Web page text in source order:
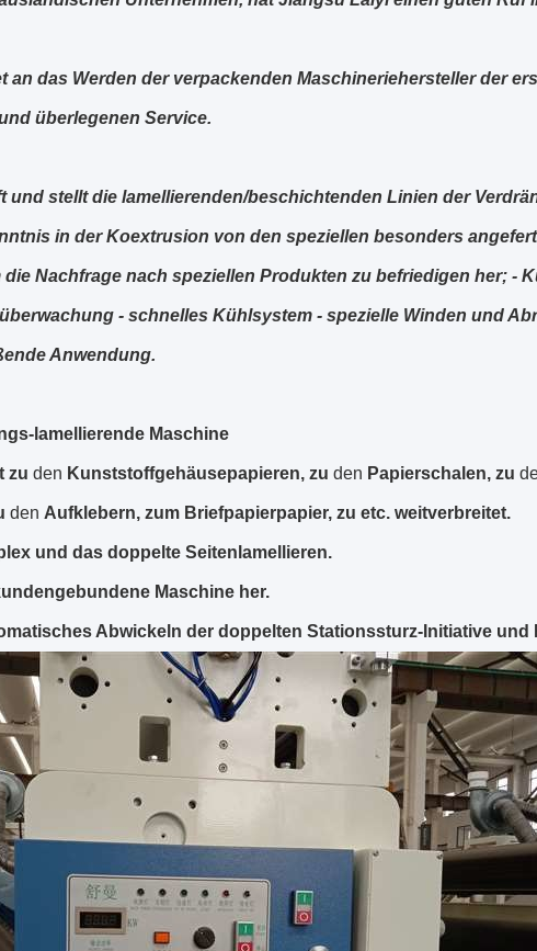
an das Werden der verpackenden Maschineriehersteller der
überlegenen Service.
und stellt die lamellierenden/beschichtenden Linien der
in der Koextrusion von den speziellen besonders
die Nachfrage nach speziellen Produkten zu befriedigen her; -
- schnelles Kühlsystem - spezielle Winden und
Anwendung.
lamellierende Maschine
zu den Kunststoffgehäusepapieren, zu den Papierschalen, zu
den Aufklebern, zum Briefpapierpapier, zu etc. weitverbreitet.
und das doppelte Seitenlamellieren.
Maschine her.
Abwickeln der doppelten Stationssturz-Initiative